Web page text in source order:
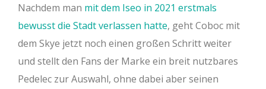
Nachdem man mit dem Iseo in 2021 erstmals
bewusst die Stadt verlassen hatte, geht Coboc mit
dem Skye jetzt noch einen großen Schritt weiter
und stellt den Fans der Marke ein breit nutzbares
Pedelec zur Auswahl, ohne dabei aber seinen